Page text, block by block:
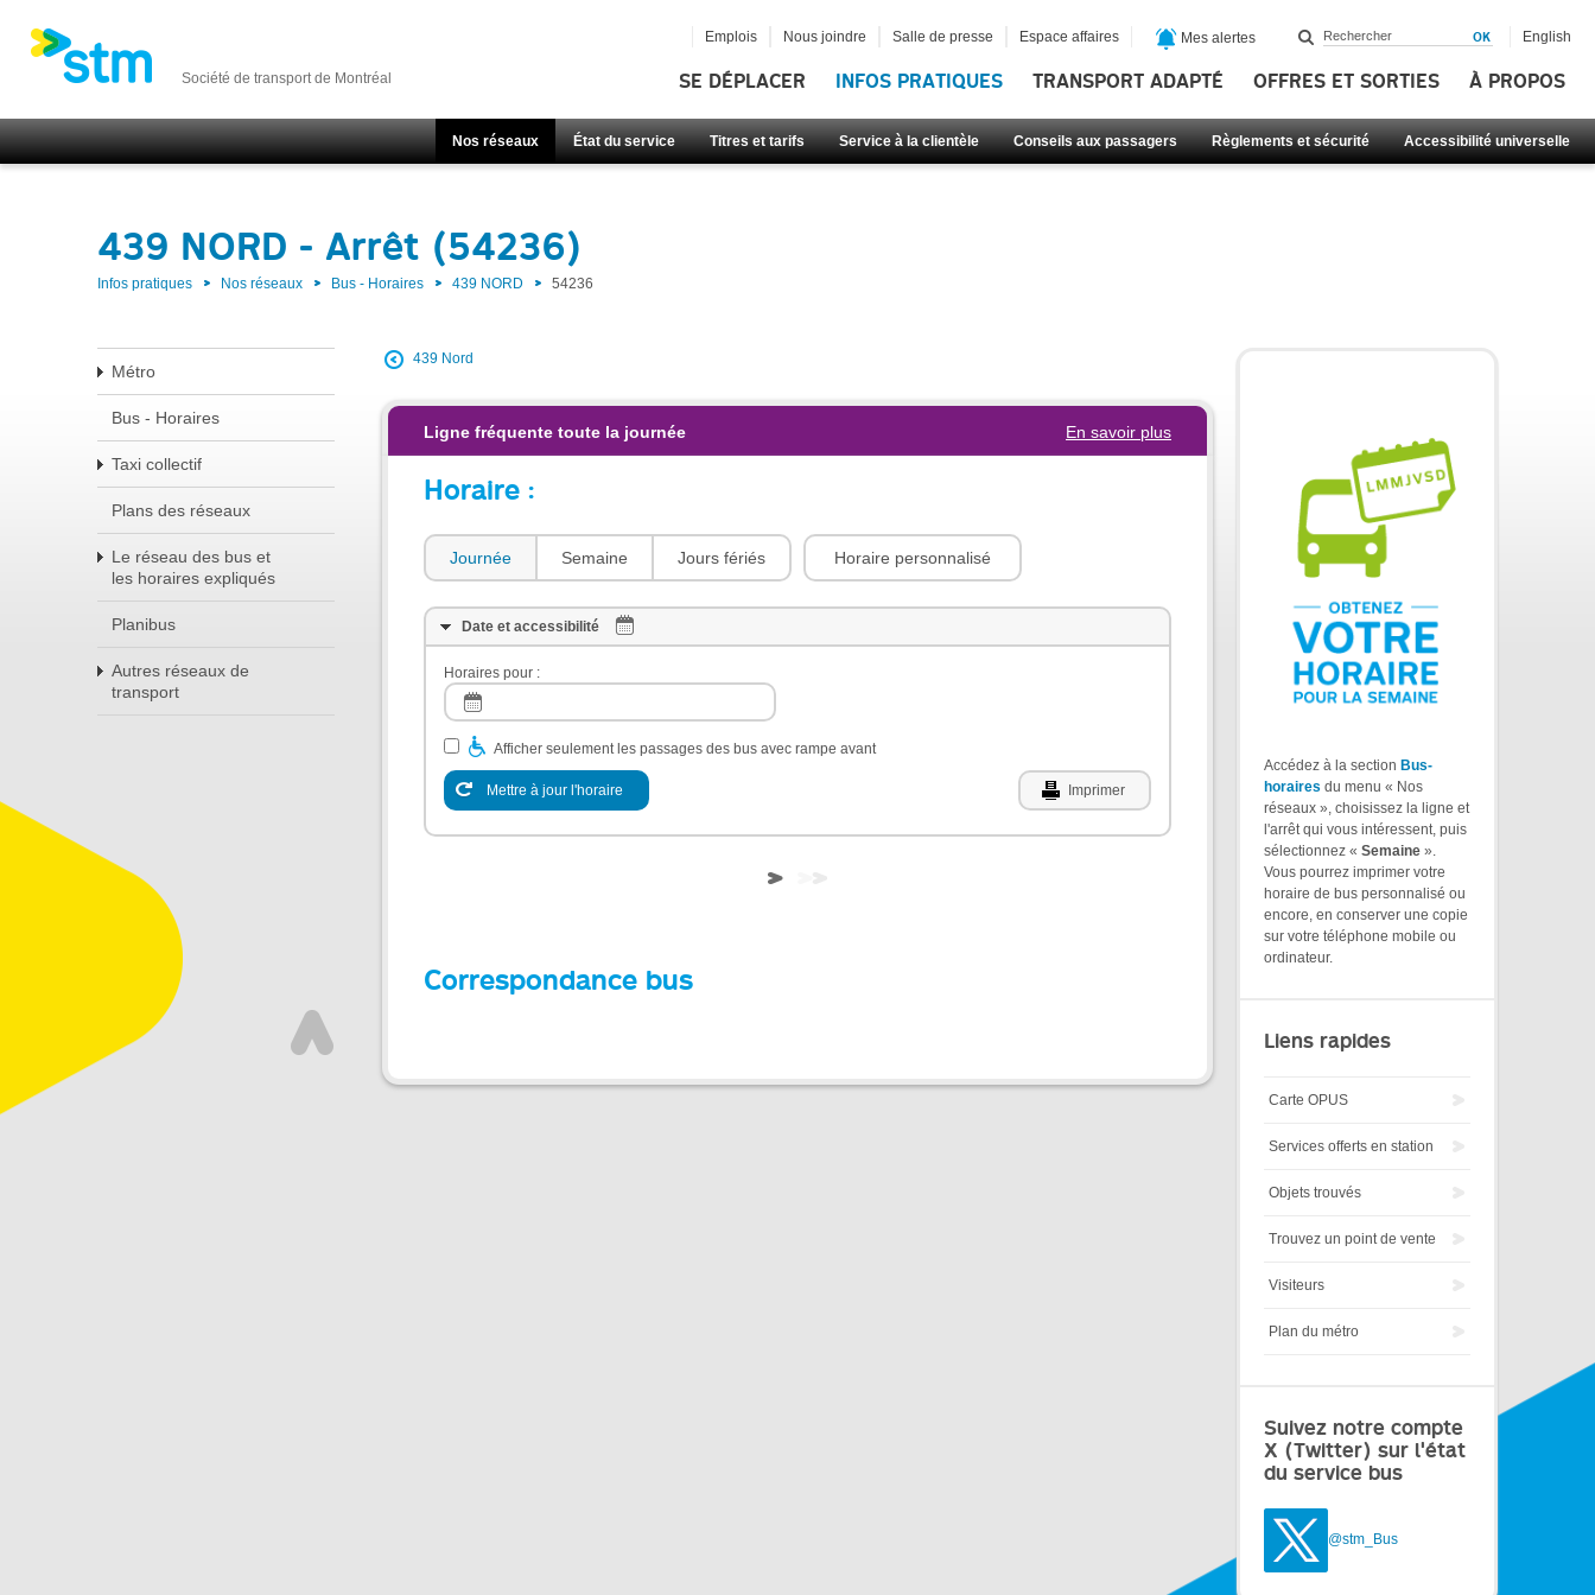
Société de transport de Montréal SE DÉPLACER INFOS PRATIQUES TRANSPORT ADAPTÉ OFFRES ET SORTIES À PROPOS
Nos réseaux État du service Titres et tarifs Service à la clientèle Conseils aux passagers Règlements et sécurité Accessibilité universelle
Emplois Nous joindre Salle de presse Espace affaires Mes alertes English
439 NORD - Arrêt (54236)
Infos pratiques Nos réseaux Bus - Horaires 439 NORD 54236
Métro
Bus - Horaires
Taxi collectif
Plans des réseaux
Le réseau des bus et
les horaires expliqués
Planibus
Autres réseaux de
transport
439 Nord
Ligne fréquente toute la journée En savoir plus
Horaire :
Journée Semaine Jours fériés Horaire personnalisé
Date et accessibilité
Horaires pour :
Afficher seulement les passages des bus avec rampe avant
Mettre à jour l'horaire Imprimer
Correspondance bus
Accédez à la section Bus-
horaires du menu « Nos
réseaux », choisissez la ligne et
l'arrêt qui vous intéressent, puis
sélectionnez « Semaine ».
Vous pourrez imprimer votre
horaire de bus personnalisé ou
encore, en conserver une copie
sur votre téléphone mobile ou
ordinateur.
Liens rapides
Carte OPUS
Services offerts en station
Objets trouvés
Trouvez un point de vente
Visiteurs
Plan du métro
Suivez notre compte
X (Twitter) sur l'état
du service bus
@stm_Bus